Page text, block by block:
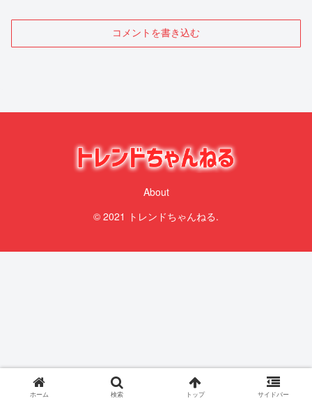
コメントを書き込む
About
© 2021 トレンドちゃんねる.
ホーム 検索 トップ サイドバー